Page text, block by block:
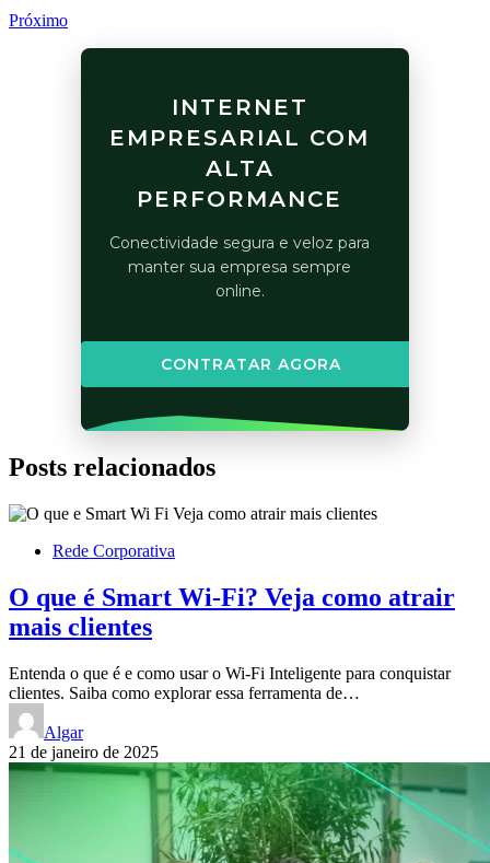
Próximo
INTERNET
EMPRESARIAL COM
ALTA
PERFORMANCE
Conectividade segura e veloz para
manter sua empresa sempre
online.
CONTRATAR AGORA
Posts relacionados
Rede Corporativa
O que é Smart Wi-Fi? Veja como atrair
mais clientes
Entenda o que é e como usar o Wi-Fi Inteligente para conquistar
clientes. Saiba como explorar essa ferramenta de…
Algar
21 de janeiro de 2025